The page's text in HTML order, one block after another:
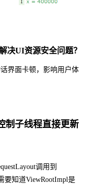
决UI资源安全问题？
界面卡顿，影响用户体
制子线程直接更新
调用到
要知道ViewRootImpl是